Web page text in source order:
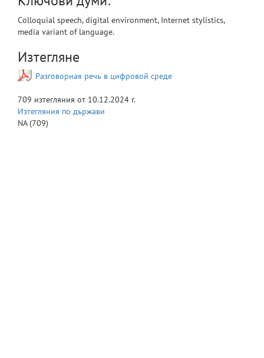
Colloquial speech, digital environment, Internet stylistics,
media variant of language.
Изтегляне
Разговорная речь в цифровой среде
709 изтегляния от 10.12.2024 г.
Изтегляния по държави
NA(709)